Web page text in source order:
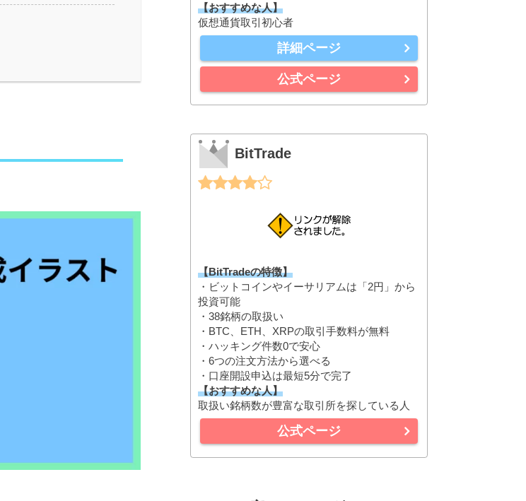
【おすすめな人】
仮想通貨取引初心者
詳細ページ
公式ページ
BitTrade
【BitTradeの特徴】
・ビットコインやイーサリアムは「2円」から
投資可能
・38銘柄の取扱い
・BTC、ETH、XRPの取引手数料が無料
・ハッキング件数0で安心
・6つの注文方法から選べる
・口座開設申込は最短5分で完了
【おすすめな人】
取扱い銘柄数が豊富な取引所を探している人
公式ページ